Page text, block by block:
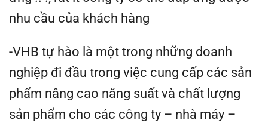
nhu cầu của khách hàng
-VHB tự hào là một trong những doanh
nghiệp đi đầu trong việc cung cấp các sản
phẩm nâng cao năng suất và chất lượng
sản phẩm cho các công ty – nhà máy –